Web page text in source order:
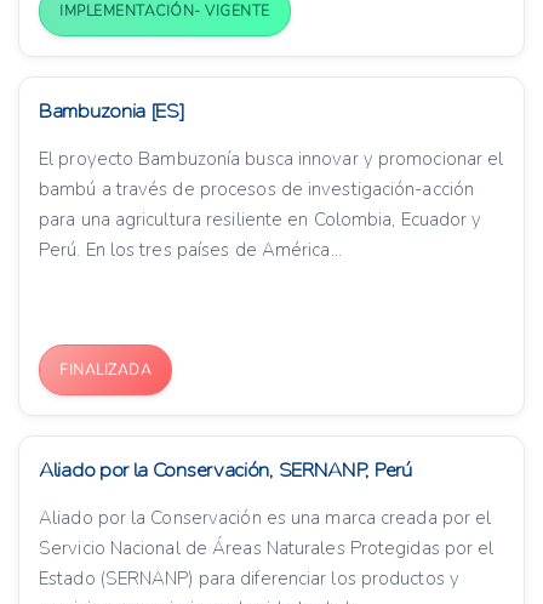
IMPLEMENTACIÓN- VIGENTE
Bambuzonia [ES]
El proyecto Bambuzonía busca innovar y promocionar el
bambú a través de procesos de investigación-acción
para una agricultura resiliente en Colombia, Ecuador y
Perú. En los tres países de América...
FINALIZADA
Aliado por la Conservación, SERNANP, Perú
Aliado por la Conservación es una marca creada por el
Servicio Nacional de Áreas Naturales Protegidas por el
Estado (SERNANP) para diferenciar los productos y